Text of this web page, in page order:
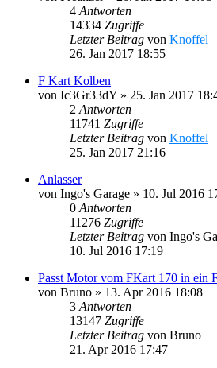
4 Antworten
14334 Zugriffe
Letzter Beitrag von Knoffel
26. Jan 2017 18:55
F Kart Kolben
von Ic3Gr33dY » 25. Jan 2017
2 Antworten
11741 Zugriffe
Letzter Beitrag von Knoffel
25. Jan 2017 21:16
Anlasser
von Ingo's Garage » 10. Jul 2016
0 Antworten
11276 Zugriffe
Letzter Beitrag von Ingo's
10. Jul 2016 17:19
Passt Motor vom FKart 170 in ein
von Bruno » 13. Apr 2016 18:08
3 Antworten
13147 Zugriffe
Letzter Beitrag von Bruno
21. Apr 2016 17:47